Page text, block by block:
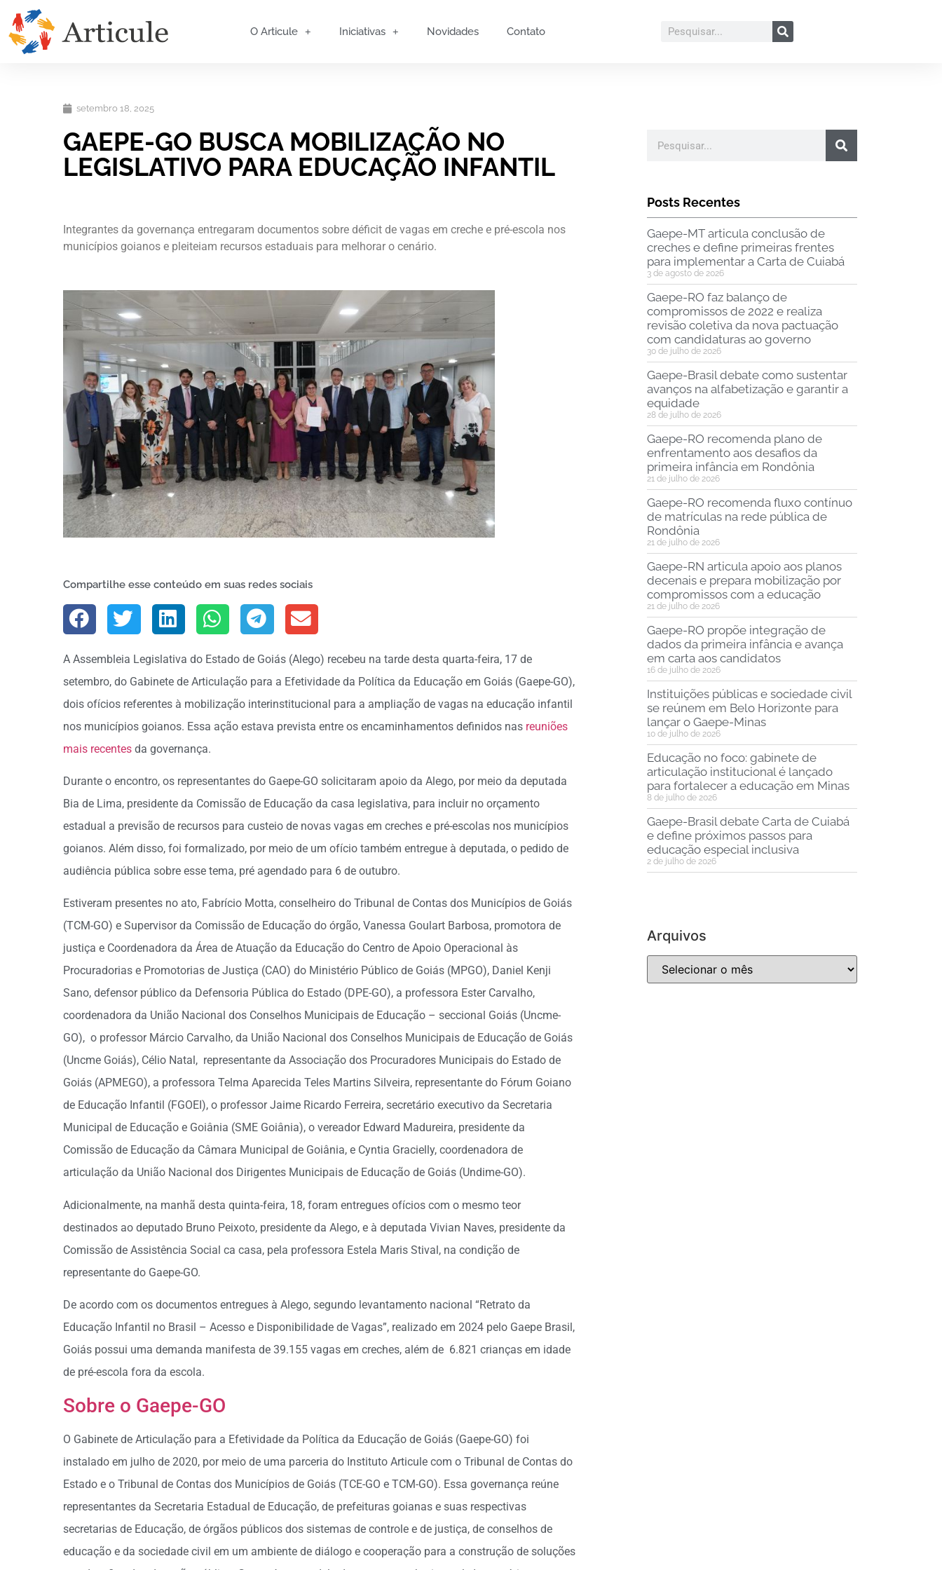
O Articule Iniciativas Novidades Contato
setembro 18, 2025
GAEPE-GO BUSCA MOBILIZAÇÃO NO
LEGISLATIVO PARA EDUCAÇÃO INFANTIL
Integrantes da governança entregaram documentos sobre déficit de vagas em creche e pré-escola nos
municípios goianos e pleiteiam recursos estaduais para melhorar o cenário.
Compartilhe esse conteúdo em suas redes sociais
A Assembleia Legislativa do Estado de Goiás (Alego) recebeu na tarde desta quarta-feira, 17 de
setembro, do Gabinete de Articulação para a Efetividade da Política da Educação em Goiás (Gaepe-GO),
dois ofícios referentes à mobilização interinstitucional para a ampliação de vagas na educação infantil
nos municípios goianos. Essa ação estava prevista entre os encaminhamentos definidos nas reuniões
mais recentes da governança.
Durante o encontro, os representantes do Gaepe-GO solicitaram apoio da Alego, por meio da deputada
Bia de Lima, presidente da Comissão de Educação da casa legislativa, para incluir no orçamento
estadual a previsão de recursos para custeio de novas vagas em creches e pré-escolas nos municípios
goianos. Além disso, foi formalizado, por meio de um ofício também entregue à deputada, o pedido de
audiência pública sobre esse tema, pré agendado para 6 de outubro.
Estiveram presentes no ato, Fabrício Motta, conselheiro do Tribunal de Contas dos Municípios de Goiás
(TCM-GO) e Supervisor da Comissão de Educação do órgão, Vanessa Goulart Barbosa, promotora de
justiça e Coordenadora da Área de Atuação da Educação do Centro de Apoio Operacional às
Procuradorias e Promotorias de Justiça (CAO) do Ministério Público de Goiás (MPGO), Daniel Kenji
Sano, defensor público da Defensoria Pública do Estado (DPE-GO), a professora Ester Carvalho,
coordenadora da União Nacional dos Conselhos Municipais de Educação – seccional Goiás (Uncme-
GO), o professor Márcio Carvalho, da União Nacional dos Conselhos Municipais de Educação de Goiás
(Uncme Goiás), Célio Natal, representante da Associação dos Procuradores Municipais do Estado de
Goiás (APMEGO), a professora Telma Aparecida Teles Martins Silveira, representante do Fórum Goiano
de Educação Infantil (FGOEI), o professor Jaime Ricardo Ferreira, secretário executivo da Secretaria
Municipal de Educação e Goiânia (SME Goiânia), o vereador Edward Madureira, presidente da
Comissão de Educação da Câmara Municipal de Goiânia, e Cyntia Gracielly, coordenadora de
articulação da União Nacional dos Dirigentes Municipais de Educação de Goiás (Undime-GO).
Adicionalmente, na manhã desta quinta-feira, 18, foram entregues ofícios com o mesmo teor
destinados ao deputado Bruno Peixoto, presidente da Alego, e à deputada Vivian Naves, presidente da
Comissão de Assistência Social ca casa, pela professora Estela Maris Stival, na condição de
representante do Gaepe-GO.
De acordo com os documentos entregues à Alego, segundo levantamento nacional “Retrato da
Educação Infantil no Brasil – Acesso e Disponibilidade de Vagas”, realizado em 2024 pelo Gaepe Brasil,
Goiás possui uma demanda manifesta de 39.155 vagas em creches, além de 6.821 crianças em idade
de pré-escola fora da escola.
Sobre o Gaepe-GO
O Gabinete de Articulação para a Efetividade da Política da Educação de Goiás (Gaepe-GO) foi
instalado em julho de 2020, por meio de uma parceria do Instituto Articule com o Tribunal de Contas do
Estado e o Tribunal de Contas dos Municípios de Goiás (TCE-GO e TCM-GO). Essa governança reúne
representantes da Secretaria Estadual de Educação, de prefeituras goianas e suas respectivas
secretarias de Educação, de órgãos públicos dos sistemas de controle e de justiça, de conselhos de
educação e da sociedade civil em um ambiente de diálogo e cooperação para a construção de soluções
Posts Recentes
Gaepe-MT articula conclusão de
creches e define primeiras frentes
para implementar a Carta de Cuiabá
3 de agosto de 2026
Gaepe-RO faz balanço de
compromissos de 2022 e realiza
revisão coletiva da nova pactuação
com candidaturas ao governo
30 de julho de 2026
Gaepe-Brasil debate como sustentar
avanços na alfabetização e garantir a
equidade
28 de julho de 2026
Gaepe-RO recomenda plano de
enfrentamento aos desafios da
primeira infância em Rondônia
21 de julho de 2026
Gaepe-RO recomenda fluxo contínuo
de matrículas na rede pública de
Rondônia
21 de julho de 2026
Gaepe-RN articula apoio aos planos
decenais e prepara mobilização por
compromissos com a educação
21 de julho de 2026
Gaepe-RO propõe integração de
dados da primeira infância e avança
em carta aos candidatos
16 de julho de 2026
Instituições públicas e sociedade civil
se reúnem em Belo Horizonte para
lançar o Gaepe-Minas
10 de julho de 2026
Educação no foco: gabinete de
articulação institucional é lançado
para fortalecer a educação em Minas
8 de julho de 2026
Gaepe-Brasil debate Carta de Cuiabá
e define próximos passos para
educação especial inclusiva
2 de julho de 2026
Arquivos